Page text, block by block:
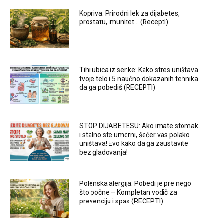
Kopriva: Prirodni lek za dijabetes,
prostatu, imunitet… (Recepti)
Tihi ubica iz senke: Kako stres uništava
tvoje telo i 5 naučno dokazanih tehnika
da ga pobediš (RECEPTI)
STOP DIJABETESU: Ako imate stomak
i stalno ste umorni, šećer vas polako
uništava! Evo kako da ga zaustavite
bez gladovanja!
Polenska alergija: Pobedi je pre nego
što počne – Kompletan vodič za
prevenciju i spas (RECEPTI)